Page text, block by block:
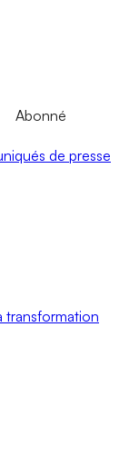
Abonné
de presse
transformation